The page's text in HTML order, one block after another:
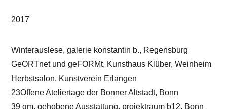
2017
Winterauslese, galerie konstantin b., Regensburg
GeORTnet und geFORMt, Kunsthaus Klüber, Weinheim
Herbstsalon, Kunstverein Erlangen
23Offene Ateliertage der Bonner Altstadt, Bonn
39 qm, gehobene Ausstattung, projektraum b12, Bonn